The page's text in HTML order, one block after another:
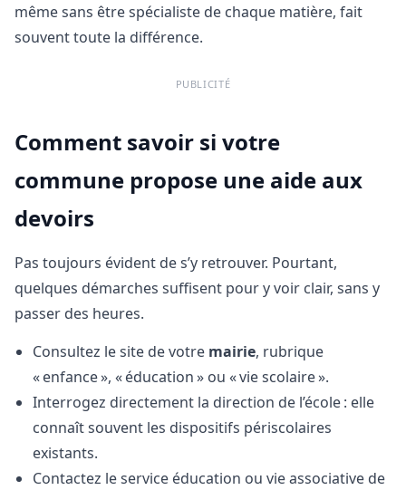
même sans être spécialiste de chaque matière, fait
souvent toute la différence.
PUBLICITÉ
Comment savoir si votre
commune propose une aide aux
devoirs
Pas toujours évident de s’y retrouver. Pourtant,
quelques démarches suffisent pour y voir clair, sans y
passer des heures.
Consultez le site de votre mairie, rubrique
« enfance », « éducation » ou « vie scolaire ».
Interrogez directement la direction de l’école : elle
connaît souvent les dispositifs périscolaires
existants.
Contactez le service éducation ou vie associative de